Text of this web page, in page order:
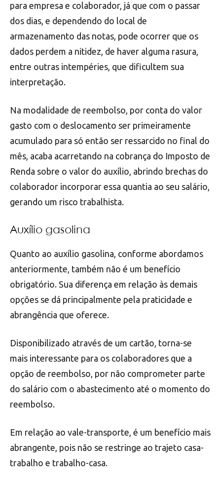
para empresa e colaborador, já que com o passar
dos dias, e dependendo do local de
armazenamento das notas, pode ocorrer que os
dados perdem a nitidez, de haver alguma rasura,
entre outras intempéries, que dificultem sua
interpretação.
Na modalidade de reembolso, por conta do valor
gasto com o deslocamento ser primeiramente
acumulado para só então ser ressarcido no final do
mês, acaba acarretando na cobrança do Imposto de
Renda sobre o valor do auxílio, abrindo brechas do
colaborador incorporar essa quantia ao seu salário,
gerando um risco trabalhista.
Auxílio gasolina
Quanto ao auxílio gasolina, conforme abordamos
anteriormente, também não é um benefício
obrigatório. Sua diferença em relação às demais
opções se dá principalmente pela praticidade e
abrangência que oferece.
Disponibilizado através de um cartão, torna-se
mais interessante para os colaboradores que a
opção de reembolso, por não comprometer parte
do salário com o abastecimento até o momento do
reembolso.
Em relação ao vale-transporte, é um benefício mais
abrangente, pois não se restringe ao trajeto casa-
trabalho e trabalho-casa.